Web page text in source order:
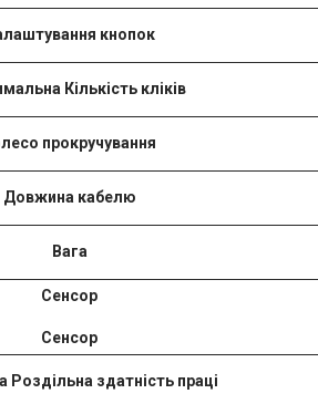
кнопок
Кількість кліків
прокручування
Довжина кабелю
Вага
Сенсор
Сенсор
Роздільна здатність праці